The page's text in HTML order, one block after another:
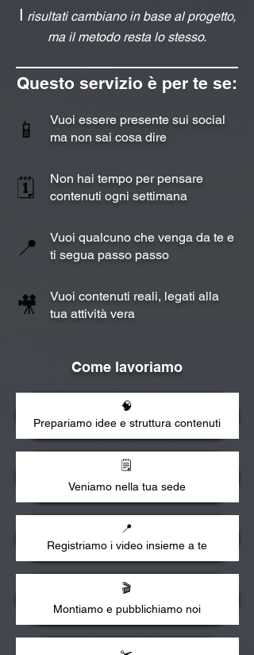
​​​​​​​I risultati cambiano in base al progetto,
ma il metodo resta lo stesso.
Questo servizio è per te se:
📱
Vuoi essere presente sui social
ma non sai cosa dire
🗓️
Non hai tempo per pensare
contenuti ogni settimana
📍
Vuoi qualcuno che venga da te e
ti segua passo passo
🎥
Vuoi contenuti reali, legati alla
tua attività vera
Come lavoriamo
🧠
Prepariamo idee e struttura contenuti​
🗒️
Veniamo nella tua sede
📍
Registriamo i video insieme a te​
🎬
Montiamo e pubblichiamo noi​